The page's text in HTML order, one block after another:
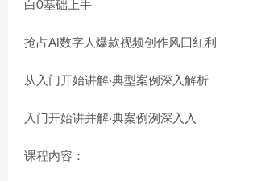
抢占Al数字人爆款视频创作风囗红利
从入门开始讲解·典型案例深入解析
入门开始讲并解·典案例洌深入入
课程内容：